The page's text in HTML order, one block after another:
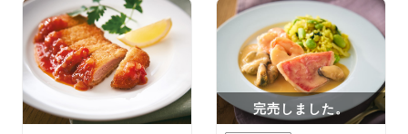
完売しました。